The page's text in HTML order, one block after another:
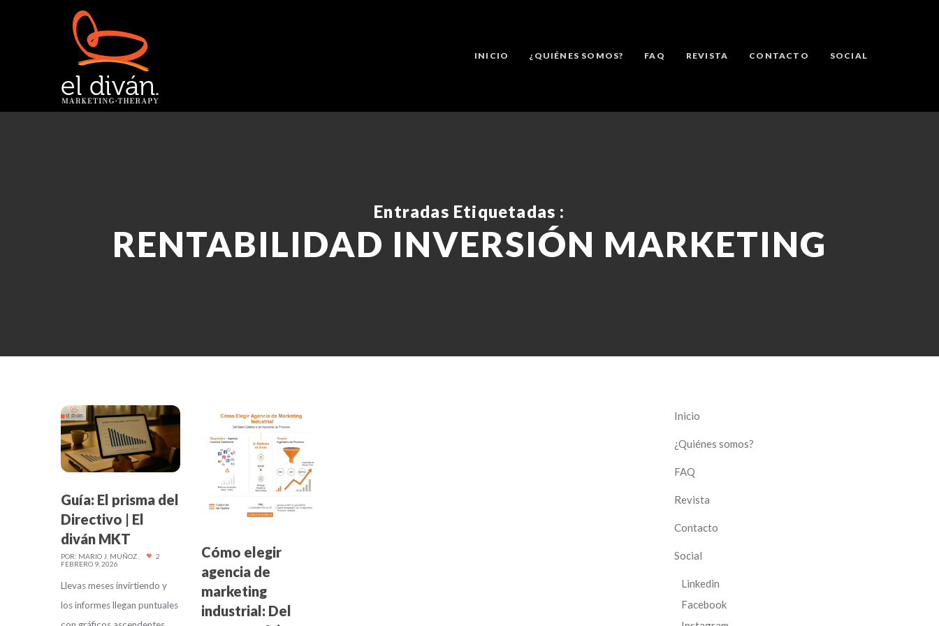
INICIO ¿QUIÉNES SOMOS? FAQ REVISTA CONTACTO SOCIAL
Entradas Etiquetadas :
RENTABILIDAD INVERSIÓN MARKETING
Guía: El prisma del
Directivo | El
diván MKT
POR: MARIO J. MUÑOZ
FEBRERO 9, 2026
2
Llevas meses invirtiendo y
los informes llegan puntuales
Cómo elegir
agencia de
marketing
industrial: Del
Inicio
¿Quiénes somos?
FAQ
Revista
Contacto
Social
Linkedin
Facebook